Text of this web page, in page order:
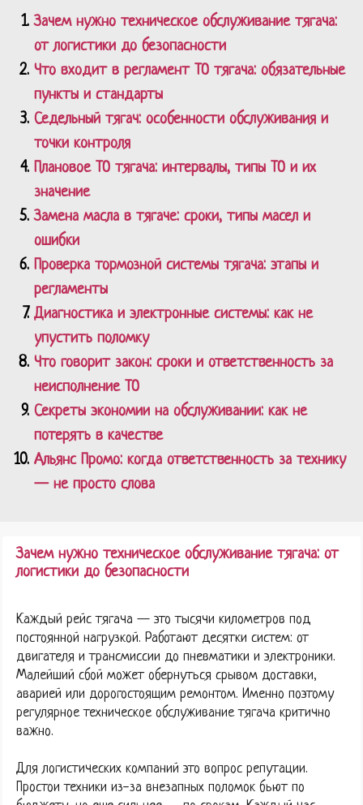
Зачем нужно техническое обслуживание тягача:
от логистики до безопасности
Что входит в регламент ТО тягача: обязательные
пункты и стандарты
Седельный тягач: особенности обслуживания и
точки контроля
Плановое ТО тягача: интервалы, типы ТО и их
значение
Замена масла в тягаче: сроки, типы масел и
ошибки
Проверка тормозной системы тягача: этапы и
регламенты
Диагностика и электронные системы: как не
упустить поломку
Что говорит закон: сроки и ответственность за
неисполнение ТО
Секреты экономии на обслуживании: как не
потерять в качестве
Альянс Промо: когда ответственность за технику
— не просто слова
Зачем нужно техническое обслуживание тягача: от
логистики до безопасности
Каждый рейс тягача — это тысячи километров под
постоянной нагрузкой. Работают десятки систем: от
двигателя и трансмиссии до пневматики и электроники.
Малейший сбой может обернуться срывом доставки,
аварией или дорогостоящим ремонтом. Именно поэтому
регулярное техническое обслуживание тягача критично
важно.
Для логистических компаний это вопрос репутации.
Простои техники из-за внезапных поломок бьют по